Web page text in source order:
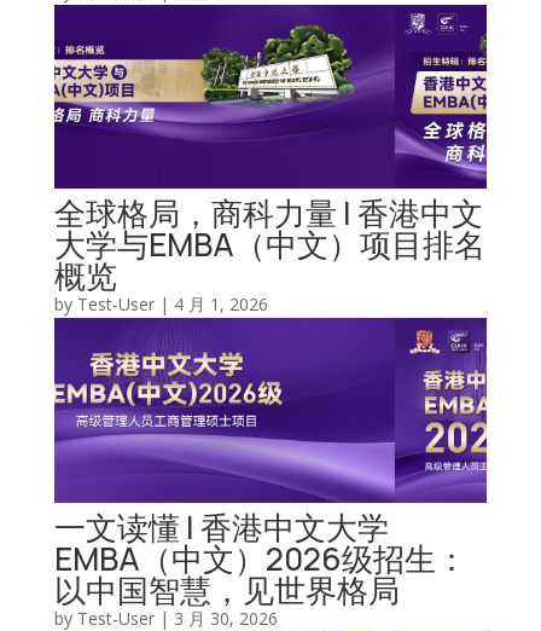
全球格局，商科力量 | 香港中文
大学与EMBA（中文）项目排名
概览
by Test-User| 4 月 1, 2026
一文读懂 | 香港中文大学
EMBA（中文）2026级招生：
以中国智慧，见世界格局
by Test-User| 3 月 30, 2026